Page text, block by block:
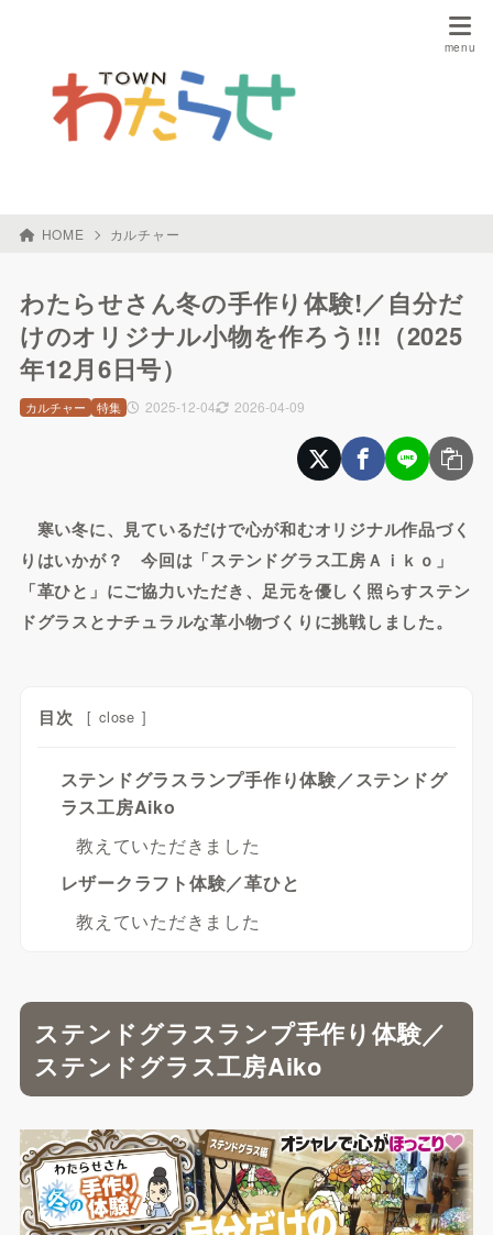
HOME カルチャー
わたらせさん冬の手作り体験!／自分だ
けのオリジナル小物を作ろう!!!（2025
年12月6日号）
2025-12-04 2026-04-09
カルチャー 特集
寒い冬に、見ているだけで心が和むオリジナル作品づく
りはいかが？ 今回は「ステンドグラス工房Ａｉｋｏ」
「革ひと」にご協力いただき、足元を優しく照らすステン
ドグラスとナチュラルな革小物づくりに挑戦しました。
目次 [ close ]
ステンドグラスランプ手作り体験／ステンドグ
ラス工房Aiko
教えていただきました
レザークラフト体験／革ひと
教えていただきました
ステンドグラスランプ手作り体験／
ステンドグラス工房Aiko